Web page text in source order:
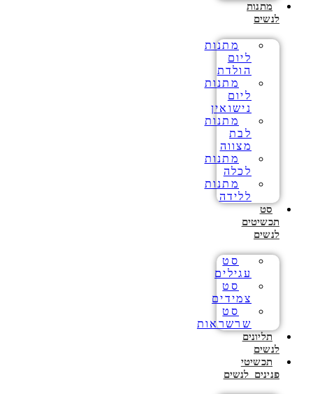
מתנות
לנשים
מתנות
ליום
הולדת
מתנות
ליום
נישואין
מתנות
לבת
מצווה
מתנות
לכלה
מתנות
ללידה
סט
תכשיטים
לנשים
סט
עגילים
סט
צמידים
סט
שרשראות
תליונים
לנשים
תכשיטי
פנינים לנשים